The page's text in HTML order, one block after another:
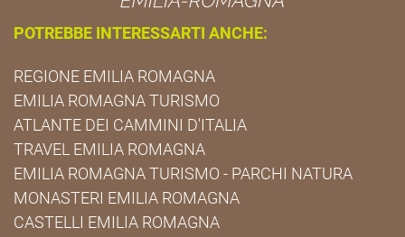
POTREBBE INTERESSARTI ANCHE:
REGIONE EMILIA ROMAGNA
EMILIA ROMAGNA TURISMO
ATLANTE DEI CAMMINI D'ITALIA
TRAVEL EMILIA ROMAGNA
EMILIA ROMAGNA TURISMO - PARCHI NATURA
MONASTERI EMILIA ROMAGNA
CASTELLI EMILIA ROMAGNA